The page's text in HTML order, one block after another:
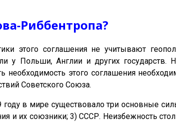
Риббентропа?
этого соглашения не учитывают
у Польши, Англии и других
необходимость этого соглашения
Советского Союза.
году в мире существовало три основные
и их союзники; 3) СССР. Неизбежность